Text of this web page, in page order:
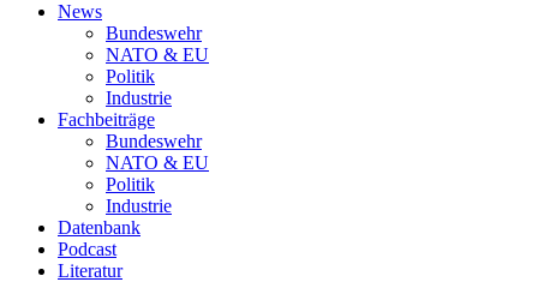
News
Bundeswehr
NATO & EU
Politik
Industrie
Fachbeiträge
Bundeswehr
NATO & EU
Politik
Industrie
Datenbank
Podcast
Literatur